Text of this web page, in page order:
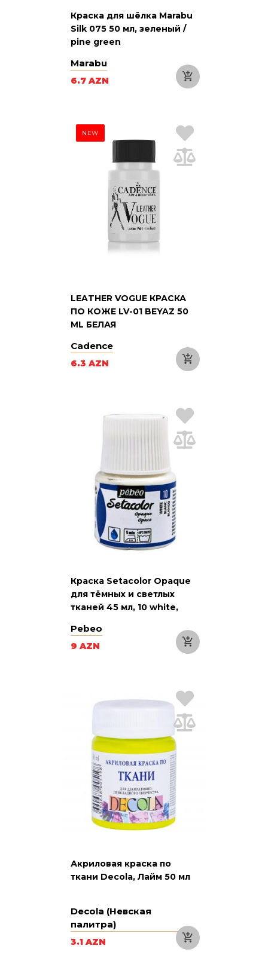
Краска для шёлка Marabu
Silk 075 50 мл, зеленый /
pine green
Marabu
6.7 AZN
NEW
LEATHER VOGUE КРАСКА
ПО КОЖЕ LV-01 BEYAZ 50
ML БЕЛАЯ
Cadence
6.3 AZN
Краска Setacolor Opaque
для тёмных и светлых
тканей 45 мл, 10 white,
Pebeo
9 AZN
Акриловая краска по
ткани Decola, Лайм 50 мл
Decola (Невская
палитра)
3.1 AZN